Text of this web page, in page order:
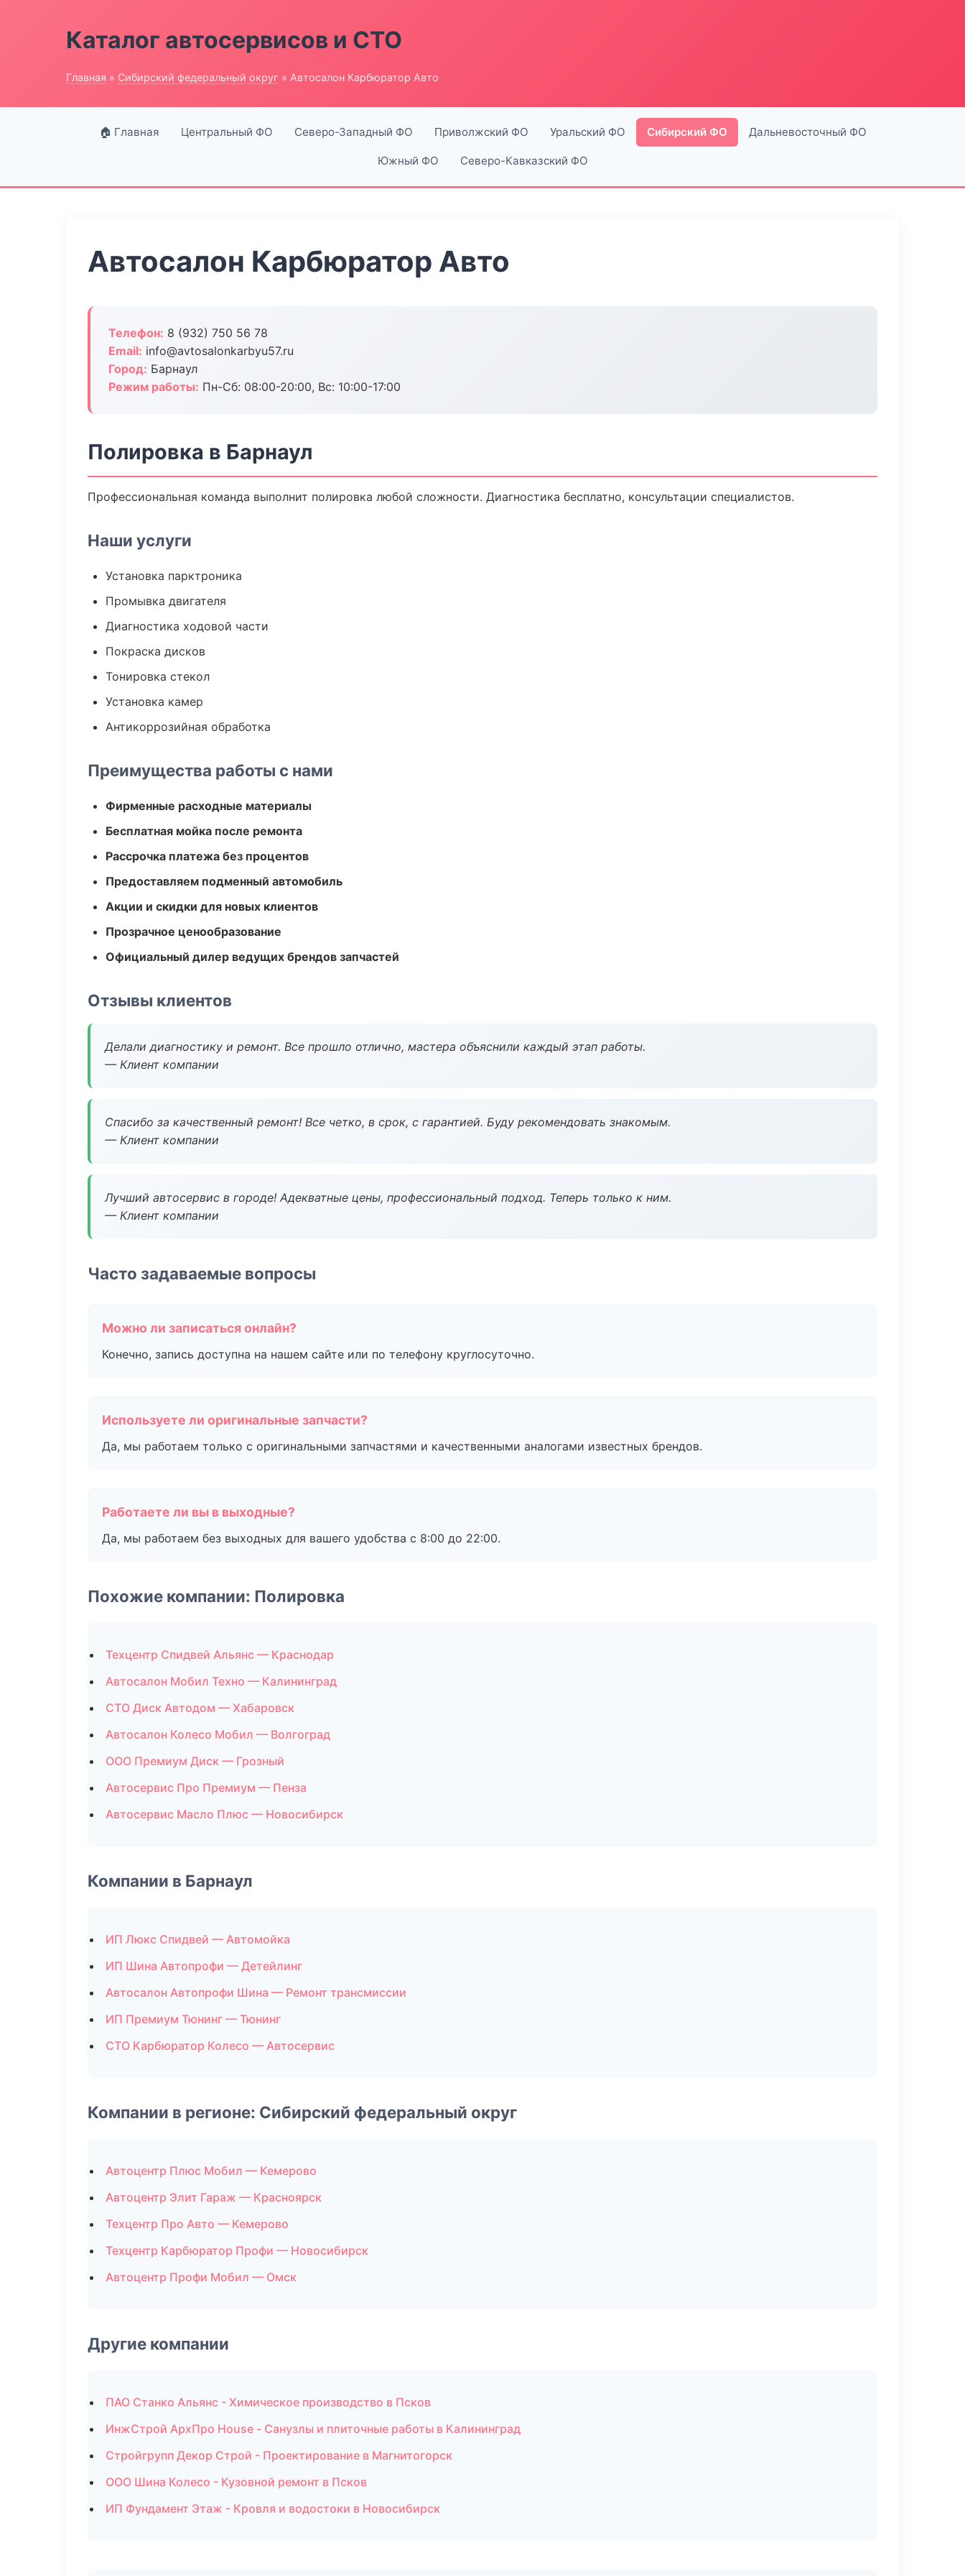
Каталог автосервисов и СТО
Главная » Сибирский федеральный округ » Автосалон Карбюратор Авто
🏠 Главная Центральный ФО Северо-Западный ФО Приволжский ФО Уральский ФО Сибирский ФО Дальневосточный ФО
Южный ФО Северо-Кавказский ФО
Автосалон Карбюратор Авто
Телефон: 8 (932) 750 56 78
Email: info@avtosalonkarbyu57.ru
Город: Барнаул
Режим работы: Пн-Сб: 08:00-20:00, Вс: 10:00-17:00
Полировка в Барнаул
Профессиональная команда выполнит полировка любой сложности. Диагностика бесплатно, консультации специалистов.
Наши услуги
Установка парктроника
Промывка двигателя
Диагностика ходовой части
Покраска дисков
Тонировка стекол
Установка камер
Антикоррозийная обработка
Преимущества работы с нами
Фирменные расходные материалы
Бесплатная мойка после ремонта
Рассрочка платежа без процентов
Предоставляем подменный автомобиль
Акции и скидки для новых клиентов
Прозрачное ценообразование
Официальный дилер ведущих брендов запчастей
Отзывы клиентов
Делали диагностику и ремонт. Все прошло отлично, мастера объяснили каждый этап работы.
— Клиент компании
Спасибо за качественный ремонт! Все четко, в срок, с гарантией. Буду рекомендовать знакомым.
— Клиент компании
Лучший автосервис в городе! Адекватные цены, профессиональный подход. Теперь только к ним.
— Клиент компании
Часто задаваемые вопросы
Можно ли записаться онлайн?
Конечно, запись доступна на нашем сайте или по телефону круглосуточно.
Используете ли оригинальные запчасти?
Да, мы работаем только с оригинальными запчастями и качественными аналогами известных брендов.
Работаете ли вы в выходные?
Да, мы работаем без выходных для вашего удобства с 8:00 до 22:00.
Похожие компании: Полировка
Техцентр Спидвей Альянс — Краснодар
Автосалон Мобил Техно — Калининград
СТО Диск Автодом — Хабаровск
Автосалон Колесо Мобил — Волгоград
ООО Премиум Диск — Грозный
Автосервис Про Премиум — Пенза
Автосервис Масло Плюс — Новосибирск
Компании в Барнаул
ИП Люкс Спидвей — Автомойка
ИП Шина Автопрофи — Детейлинг
Автосалон Автопрофи Шина — Ремонт трансмиссии
ИП Премиум Тюнинг — Тюнинг
СТО Карбюратор Колесо — Автосервис
Компании в регионе: Сибирский федеральный округ
Автоцентр Плюс Мобил — Кемерово
Автоцентр Элит Гараж — Красноярск
Техцентр Про Авто — Кемерово
Техцентр Карбюратор Профи — Новосибирск
Автоцентр Профи Мобил — Омск
Другие компании
ПАО Станко Альянс - Химическое производство в Псков
ИнжСтрой АрхПро House - Санузлы и плиточные работы в Калининград
Стройгрупп Декор Строй - Проектирование в Магнитогорск
ООО Шина Колесо - Кузовной ремонт в Псков
ИП Фундамент Этаж - Кровля и водостоки в Новосибирск